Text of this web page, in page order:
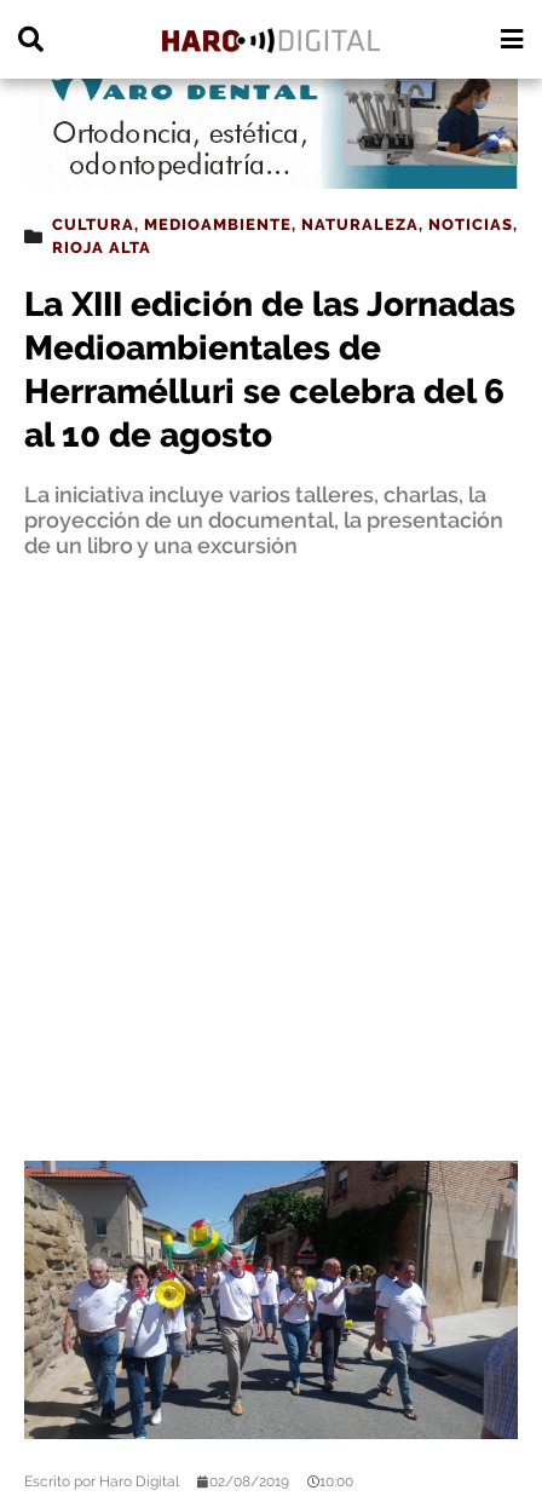
CULTURA, MEDIOAMBIENTE, NATURALEZA, NOTICIAS,
RIOJA ALTA
La XIII edición de las Jornadas
Medioambientales de
Herramélluri se celebra del 6
al 10 de agosto
La iniciativa incluye varios talleres, charlas, la
proyección de un documental, la presentación
de un libro y una excursión
Escrito por Haro Digital 02/08/2019 10:00